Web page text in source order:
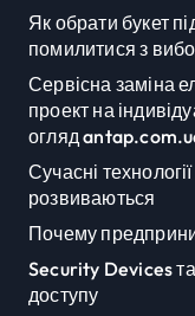
Як обрати букет
помилитися з
Сервісна заміна
проект на
огляд
Сучасні
розвиваються
Почему
Security Devices
доступу